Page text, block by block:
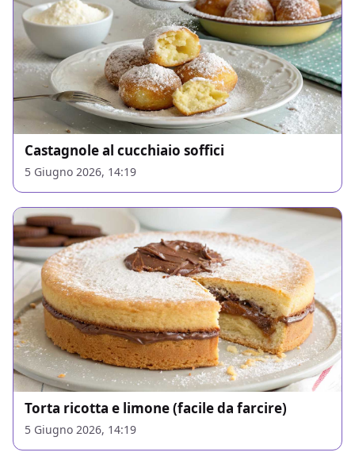
Castagnole al cucchiaio soffici
5 Giugno 2026, 14:19
Torta ricotta e limone (facile da farcire)
5 Giugno 2026, 14:19